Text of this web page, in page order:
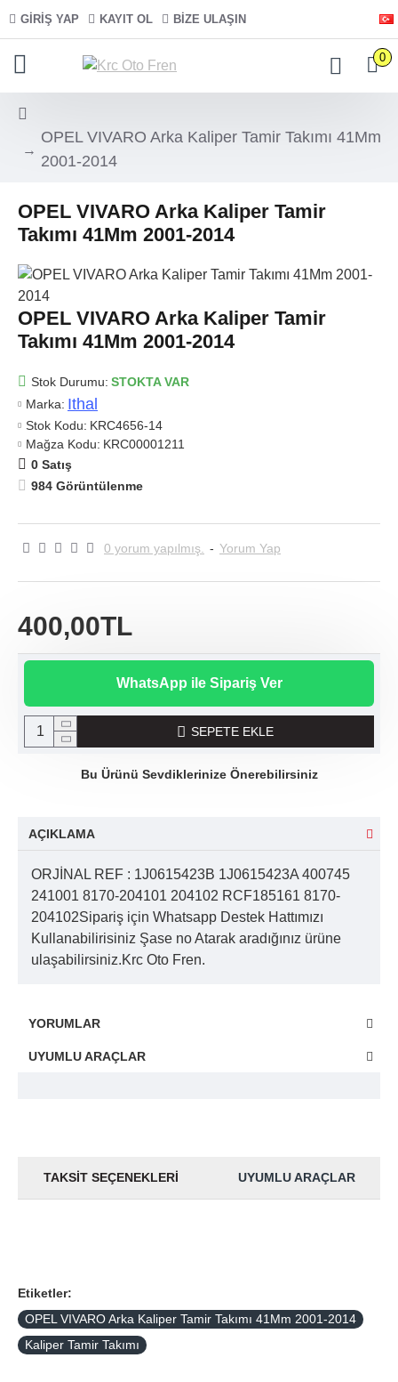
GIRIŞ YAP KAYIT OL BIZE ULAŞIN
0
OPEL VIVARO Arka Kaliper Tamir Takımı 41Mm
2001-2014
OPEL VIVARO Arka Kaliper Tamir
Takımı 41Mm 2001-2014
OPEL VIVARO Arka Kaliper Tamir
Takımı 41Mm 2001-2014
Stok Durumu: STOKTA VAR
Marka: Ithal
Stok Kodu: KRC4656-14
Mağza Kodu: KRC00001211
0 Satış
984 Görüntülenme
0 yorum yapılmış. - Yorum Yap
400,00TL
WhatsApp ile Sipariş Ver
SEPETE EKLE
Bu Ürünü Sevdiklerinize Önerebilirsiniz
AÇIKLAMA
ORJİNAL REF : 1J0615423B 1J0615423A 400745
241001 8170-204101 204102 RCF185161 8170-
204102Sipariş için Whatsapp Destek Hattımızı
Kullanabilirisiniz Şase no Atarak aradığınız ürüne
ulaşabilirsiniz.Krc Oto Fren.
YORUMLAR
UYUMLU ARAÇLAR
TAKSIT SEÇENEKLERI UYUMLU ARAÇLAR
Etiketler:
OPEL VIVARO Arka Kaliper Tamir Takımı 41Mm 2001-2014
Kaliper Tamir Takımı